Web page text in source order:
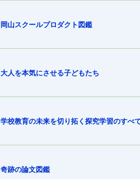
岡山スクールプロダクト図鑑
大人を本気にさせる子どもたち
学校教育の未来を切り拓く探究学習のすべ
奇跡の論文図鑑